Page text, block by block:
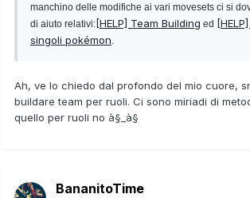
manchino delle modifiche ai vari movesets ci si
di aiuto relativi: [HELP] Team Building ed
singoli pokémon.
Ah, ve lo chiedo dal profondo del mio cuore,
buildare team per ruoli. Ci sono miriadi di
quello per ruoli no à§_à§
BananitoTime